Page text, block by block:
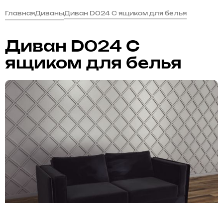
ГлавнаяДиваныДиван D024 С ящиком для белья
Диван D024 С
ящиком для белья